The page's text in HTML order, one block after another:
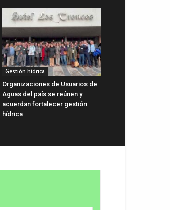
Gestión hídrica
Organizaciones de Usuarios de
Aguas del país se reúnen y
acuerdan fortalecer gestión
hídrica